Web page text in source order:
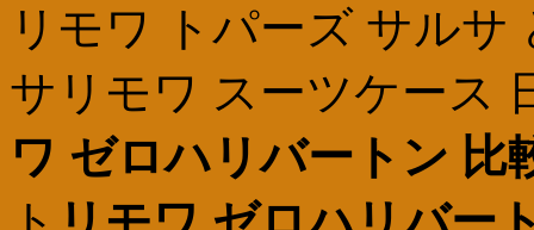
リモワ トパーズ サル
サリモワ スーツケース
ワ ゼロハリバートン 比